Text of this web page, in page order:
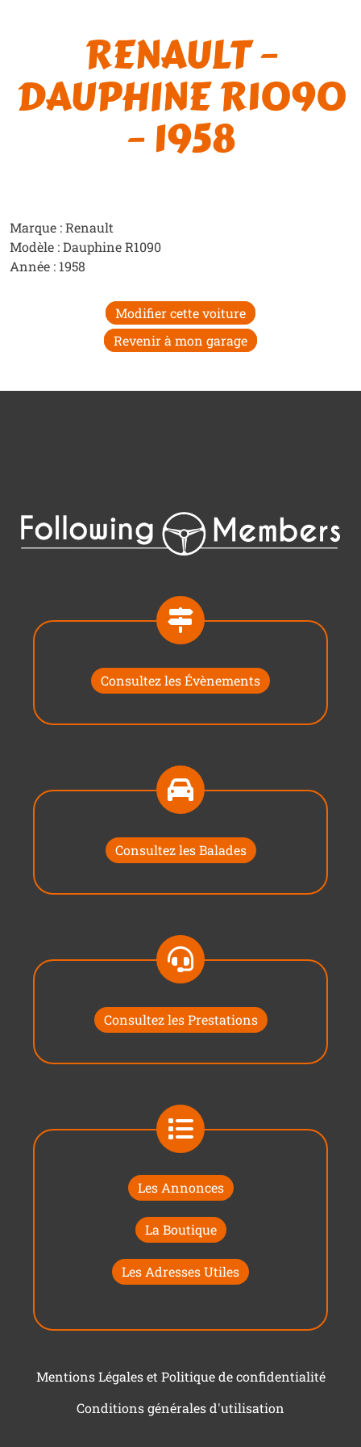
RENAULT –
DAUPHINE R1090
– 1958
Marque : Renault
Modèle : Dauphine R1090
Année : 1958
Modifier cette voiture
Revenir à mon garage
Consultez les Évènements
Consultez les Balades
Consultez les Prestations
Les Annonces
La Boutique
Les Adresses Utiles
Mentions Légales et Politique de confidentialité
Conditions générales d'utilisation